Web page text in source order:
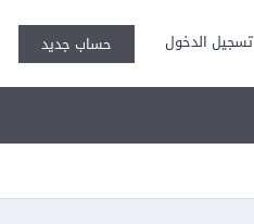
تسجيل الدخول حساب جديد